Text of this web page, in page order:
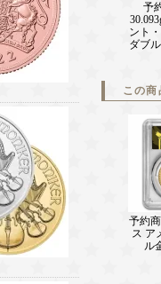
予
ント
ダブ
この
予約
ス ア
ル